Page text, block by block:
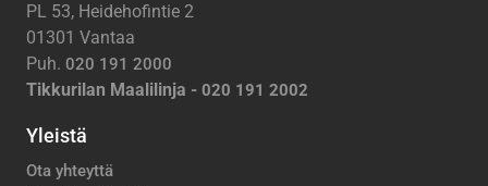
PL 53, Heidehofintie 2
01301 Vantaa
Puh. 020 191 2000
Tikkurilan Maalilinja - 020 191 2002
Yleistä
Ota yhteyttä